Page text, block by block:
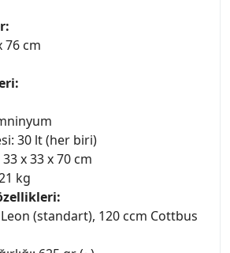
76 cm
30 lt (her biri)
x 33 x 70 cm
kg
(standart), 120 ccm Cottbus